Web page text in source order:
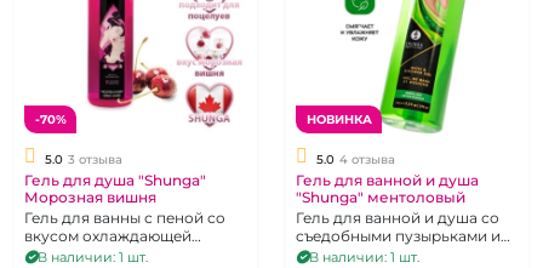
-70%
5.0 3 отзыва
Гель для душа "Shunga"
Морозная вишня
Гель для ванны с пеной со
вкусом охлаждающей
вишни. 60 ml.
В наличии: 1 шт.
НОВИНКА
5.0 4 отзыва
Гель для ванной и душа
"Shunga" ментоловый
Гель для ванной и душа со
съедобными пузырьками и
пеной
В наличии: 1 шт.